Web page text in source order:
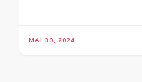
MAI 30, 2024